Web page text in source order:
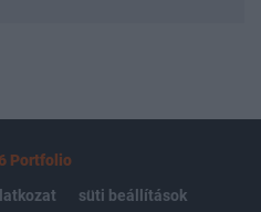
Portfolio
süti beállítások